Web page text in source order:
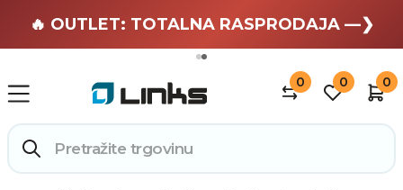
🏄 Zaslužuješ odmor —❯
🔥 OUTLET: TOTALNA RASPRODAJA —❯
0 0 0